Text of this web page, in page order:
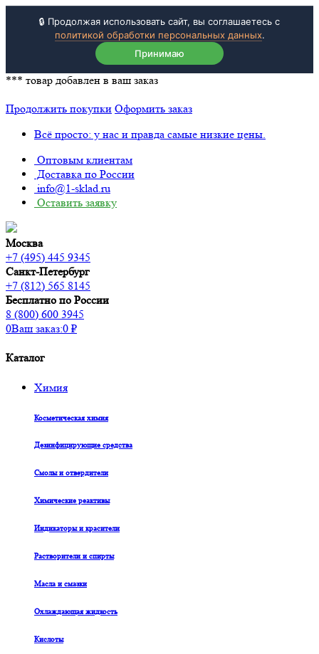
🔒 Продолжая использовать сайт, вы соглашаетесь с
политикой обработки персональных данных.
Принимаю
*** товар добавлен в ваш заказ
Продолжить покупки Оформить заказ
Всё просто: у нас и правда самые низкие цены.
Оптовым клиентам
Доставка по России
info@1-sklad.ru
Оставить заявку
Москва
+7 (495) 445 9345
Санкт-Петербург
+7 (812) 565 8145
Бесплатно по России
8 (800) 600 3945
0Ваш заказ:0 ₽
Каталог
Химия
Косметическая химия
Дезинфицирующие средства
Смолы и отвердители
Химические реактивы
Индикаторы и красители
Растворители и спирты
Масла и смазки
Охлаждающая жидкость
Кислоты